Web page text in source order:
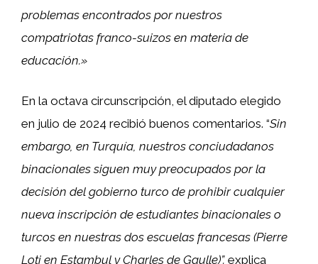
problemas encontrados por nuestros
compatriotas franco-suizos en materia de
educación.»
En la octava circunscripción, el diputado elegido
en julio de 2024 recibió buenos comentarios. “Sin
embargo, en Turquía, nuestros conciudadanos
binacionales siguen muy preocupados por la
decisión del gobierno turco de prohibir cualquier
nueva inscripción de estudiantes binacionales o
turcos en nuestras dos escuelas francesas (Pierre
Loti en Estambul y Charles de Gaulle)”. explica